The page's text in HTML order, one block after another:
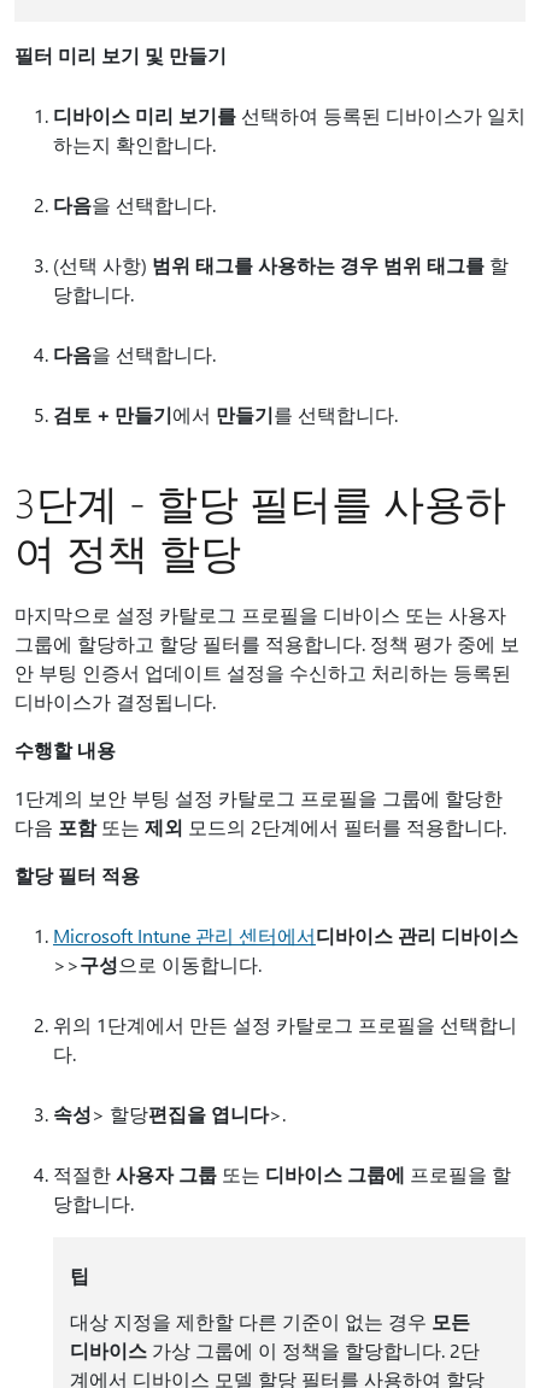
필터 미리 보기 및 만들기
디바이스 미리 보기를 선택하여 등록된 디바이스가 일치
하는지 확인합니다.
다음을 선택합니다.
(선택 사항) 범위 태그를 사용하는 경우 범위 태그를 할
당합니다.
다음을 선택합니다.
검토 + 만들기에서 만들기를 선택합니다.
3단계 - 할당 필터를 사용하
여 정책 할당
마지막으로 설정 카탈로그 프로필을 디바이스 또는 사용자
그룹에 할당하고 할당 필터를 적용합니다. 정책 평가 중에 보
안 부팅 인증서 업데이트 설정을 수신하고 처리하는 등록된
디바이스가 결정됩니다.
수행할 내용
1단계의 보안 부팅 설정 카탈로그 프로필을 그룹에 할당한
다음 포함또는 제외 모드의 2단계에서 필터를 적용합니다.
할당 필터 적용
Microsoft Intune 관리 센터에서디바이스 관리 디바이스
>>구성으로 이동합니다.
위의 1단계에서 만든 설정 카탈로그 프로필을 선택합니
다.
속성> 할당편집을 엽니다>.
적절한사용자 그룹 또는 디바이스 그룹에 프로필을 할
당합니다.
팁
대상 지정을 제한할 다른 기준이 없는 경우 모든
디바이스가상 그룹에 이 정책을 할당합니다. 2단
계에서 디바이스 모델 할당 필터를 사용하여 할당